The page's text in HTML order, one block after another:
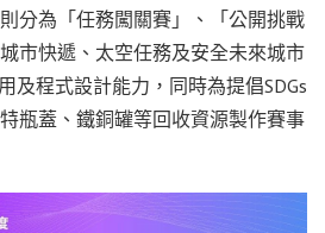
分為「任務闖關賽」、「公開挑戰
市快遞、太空任務及安全未來城市
及程式設計能力，同時為提倡SDGs
瓶蓋、鐵銅罐等回收資源製作賽事